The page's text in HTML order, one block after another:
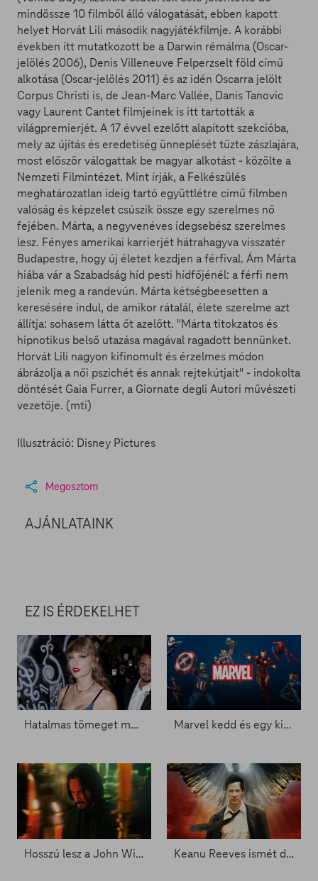
mindössze 10 filmből álló válogatását, ebben kapott
helyet Horvát Lili második nagyjátékfilmje. A korábbi
években itt mutatkozott be a Darwin rémálma (Oscar-
jelölés 2006), Denis Villeneuve Felperzselt föld című
alkotása (Oscar-jelölés 2011) és az idén Oscarra jelölt
Corpus Christi is, de Jean-Marc Vallée, Danis Tanovic
vagy Laurent Cantet filmjeinek is itt tartották a
világpremierjét. A 17 évvel ezelőtt alapított szekcióba,
mely az újítás és eredetiség ünneplését tűzte zászlajára,
most először válogattak be magyar alkotást - közölte a
Nemzeti Filmintézet. Mint írják, a Felkészülés
meghatározatlan ideig tartó együttlétre című filmben
valóság és képzelet csúszik össze egy szerelmes nő
fejében. Márta, a negyvenéves idegsebész szerelmes
lesz. Fényes amerikai karrierjét hátrahagyva visszatér
Budapestre, hogy új életet kezdjen a férfival. Ám Márta
hiába vár a Szabadság híd pesti hídfőjénél: a férfi nem
jelenik meg a randevún. Márta kétségbeesetten a
keresésére indul, de amikor rátalál, élete szerelme azt
állítja: sohasem látta őt azelőtt. "Márta titokzatos és
hipnotikus belső utazása magával ragadott bennünket.
Horvát Lili nagyon kifinomult és érzelmes módon
ábrázolja a női pszichét és annak rejtekútjait" - indokolta
döntését Gaia Furrer, a Giornate degli Autori művészeti
vezetője. (mti)
Illusztráció: Disney Pictures
Megosztom
AJÁNLATAINK
EZ IS ÉRDEKELHET
Hatalmas tömeget mozgat meg Taylor Swift új filmje - Zacc nélkül 1750. Marvel kedd és egy kis John Wick - Zacc nélkül 1656.
Hosszú lesz a John Wick legújabb része - Zacc nélkül 1630. Keanu Reeves ismét démonokra vadászik - Zacc nélkül 1540.